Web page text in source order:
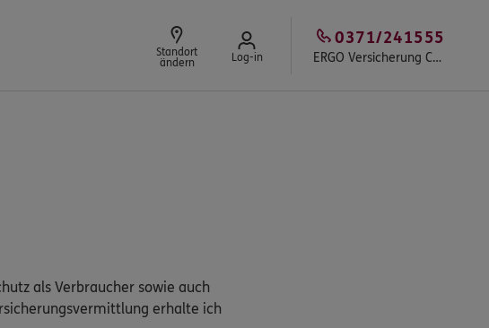
Standort
ändern
Log-in ERGO Versicherung Chemnitz
0371/241555
als Verbraucher sowie auch
erhalte ich